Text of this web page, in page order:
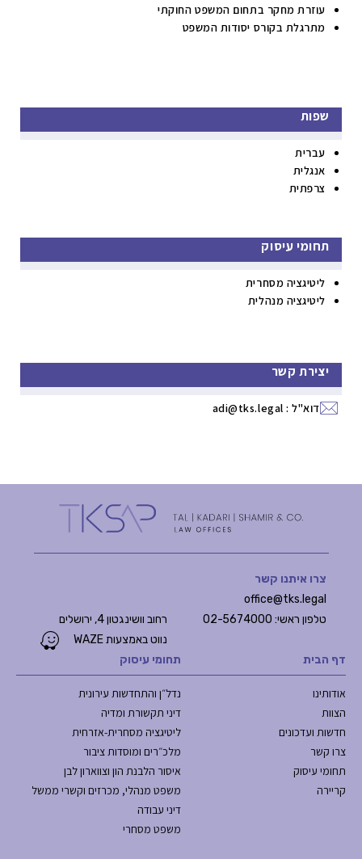
עוזרת מחקר בתחום המשפט החוקתי
מתרגלת בקורס יסודות המשפט
שפות
עברית
אנגלית
צרפתית
תחומי עיסוק
ליטיגציה מסחרית
ליטיגציה מנהלית
יצירת קשר
דוא"ל : adi@tks.legal
דף הבית
אודותינו
הצוות
חדשות ועדכונים
צרו קשר
תחומי עיסוק
קריירה
תחומי עיסוק
נדל״ן והתחדשות עירונית
דיני תקשורת ומדיה
ליטיגציה מסחרית-אזרחית
מלכ״רים ומוסדות ציבור
איסור הלבנת הון וצווארון לבן
משפט מנהלי, מכרזים וקשרי ממשל
דיני עבודה
משפט מסחרי
צרו איתנו קשר
office@tks.legal
טלפון ראשי: 02-5674000
רחוב וושינגטון 4, ירושלים
נווט באמצעות WAZE